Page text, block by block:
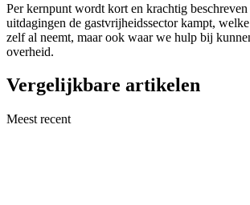
Per kernpunt wordt kort en krachtig
uitdagingen de gastvrijheidssector kampt,
zelf al neemt, maar ook waar we hulp bij
overheid.
Vergelijkbare artikelen
Meest recent